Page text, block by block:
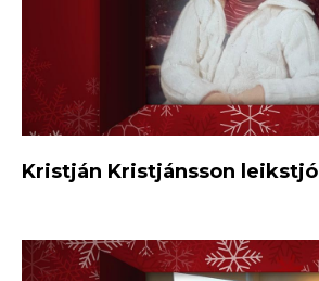
Kristján Kristjánsson